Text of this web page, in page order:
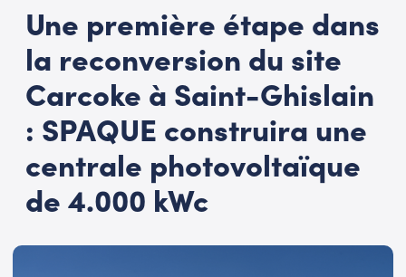
Une première étape dans
la reconversion du site
Carcoke à Saint-Ghislain
: SPAQUE construira une
centrale photovoltaïque
de 4.000 kWc